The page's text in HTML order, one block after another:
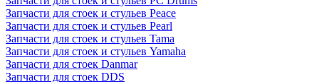
Запчасти для стоек и стульев Peace
Запчасти для стоек и стульев Pearl
Запчасти для стоек и стульев Tama
Запчасти для стоек и стульев Yamaha
Запчасти для стоек Danmar
Запчасти для стоек DDS